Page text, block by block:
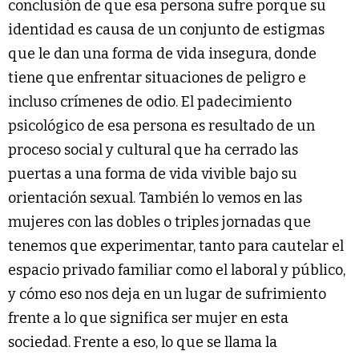
conclusión de que esa persona sufre porque su
identidad es causa de un conjunto de estigmas
que le dan una forma de vida insegura, donde
tiene que enfrentar situaciones de peligro e
incluso crímenes de odio. El padecimiento
psicológico de esa persona es resultado de un
proceso social y cultural que ha cerrado las
puertas a una forma de vida vivible bajo su
orientación sexual. También lo vemos en las
mujeres con las dobles o triples jornadas que
tenemos que experimentar, tanto para cautelar el
espacio privado familiar como el laboral y público,
y cómo eso nos deja en un lugar de sufrimiento
frente a lo que significa ser mujer en esta
sociedad. Frente a eso, lo que se llama la